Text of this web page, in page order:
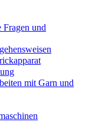
und
mit Garn und